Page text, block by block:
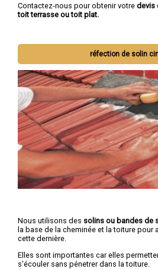
Contactez-nous pour obtenir votre devis
toit terrasse ou toit plat.
réfection de solin
Nous utilisons des solins ou bandes de
la base de la cheminée et la toiture pour
cette dernière.
Elles sont importantes car elles
s'écouler sans pénetrer dans la toiture.